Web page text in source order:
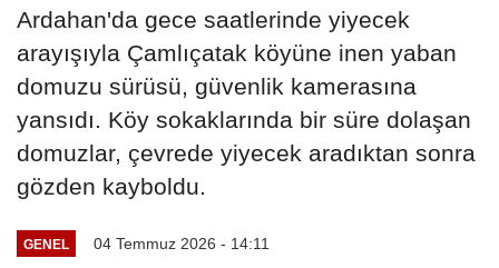
Ardahan'da gece saatlerinde yiyecek
arayışıyla Çamlıçatak köyüne inen yaban
domuzu sürüsü, güvenlik kamerasına
yansıdı. Köy sokaklarında bir süre dolaşan
domuzlar, çevrede yiyecek aradıktan sonra
gözden kayboldu.
GENEL 04 Temmuz 2026 - 14:11